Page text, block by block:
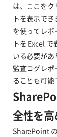
は、ここをク
トを表示で
を使ってレポ
トを Excel
いる必要があ
監査ログレポ
ることも可能
全性を高
SharePoint